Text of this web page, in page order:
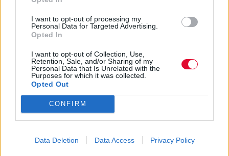
I want to opt-out of processing my
Personal Data for Targeted Advertising.
Opted In
I want to opt-out of Collection, Use,
Retention, Sale, and/or Sharing of my
Personal Data that Is Unrelated with the
Purposes for which it was collected.
Opted Out
CONFIRM
Data Deletion Data Access Privacy Policy